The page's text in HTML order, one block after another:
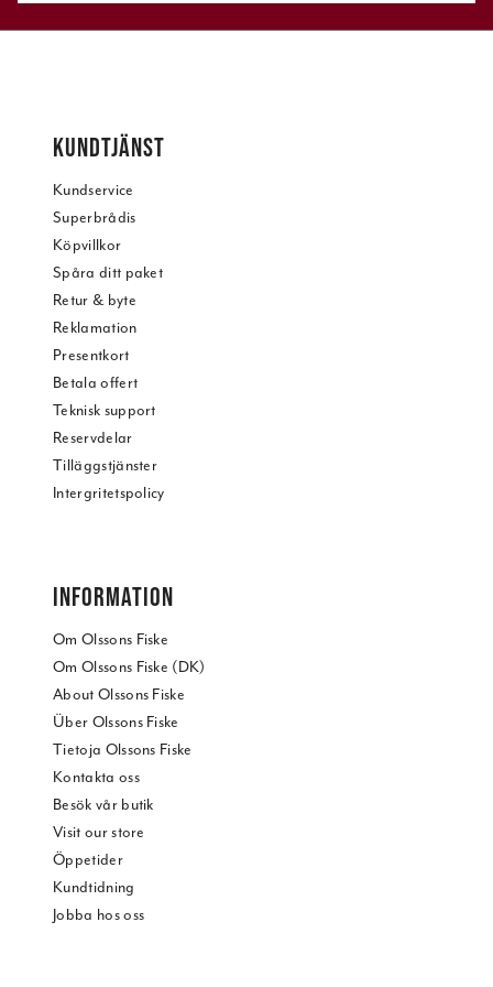
KUNDTJÄNST
Kundservice
Superbrådis
Köpvillkor
Spåra ditt paket
Retur & byte
Reklamation
Presentkort
Betala offert
Teknisk support
Reservdelar
Tilläggstjänster
Intergritetspolicy
INFORMATION
Om Olssons Fiske
Om Olssons Fiske (DK)
About Olssons Fiske
Über Olssons Fiske
Tietoja Olssons Fiske
Kontakta oss
Besök vår butik
Visit our store
Öppetider
Kundtidning
Jobba hos oss